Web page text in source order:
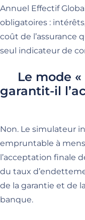
Annuel Effectif
obligatoires :
coût de l’assurance
seul indicateur de
Le mode
garantit-il
Non. Le simulateur
empruntable à
l’acceptation finale
du taux
de la garantie et de
banque.